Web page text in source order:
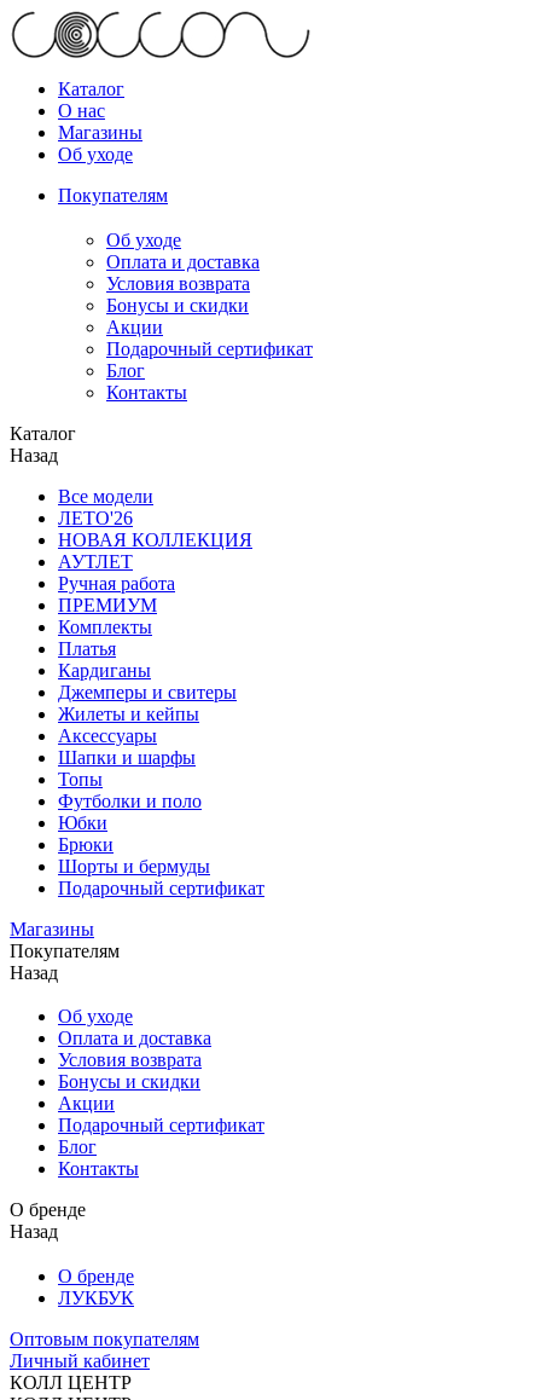
Каталог
О нас
Магазины
Об уходе
Покупателям
Об уходе
Оплата и доставка
Условия возврата
Бонусы и скидки
Акции
Подарочный сертификат
Блог
Контакты
Каталог
Назад
Все модели
ЛЕТО'26
НОВАЯ КОЛЛЕКЦИЯ
АУТЛЕТ
Ручная работа
ПРЕМИУМ
Комплекты
Платья
Кардиганы
Джемперы и свитеры
Жилеты и кейпы
Аксессуары
Шапки и шарфы
Топы
Футболки и поло
Юбки
Брюки
Шорты и бермуды
Подарочный сертификат
Магазины
Покупателям
Назад
Об уходе
Оплата и доставка
Условия возврата
Бонусы и скидки
Акции
Подарочный сертификат
Блог
Контакты
О бренде
Назад
О бренде
ЛУКБУК
Оптовым покупателям
Личный кабинет
КОЛЛ ЦЕНТР